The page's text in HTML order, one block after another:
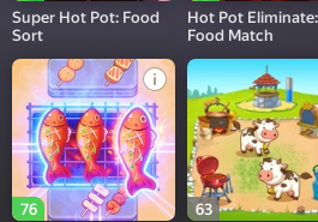
Super Hot Pot: Food
Sort
Hot Pot Eliminate:
Food Match
76
63